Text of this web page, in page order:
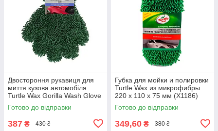
Двостороння рукавиця для
миття кузова автомобіля
Turtle Wax Gorilla Wash Glove
(X1835td)
Готово до відправки
387 ₴ 430 ₴
Губка для мойки и полировки
Turtle Wax из микрофибры
220 х 110 x 75 мм (X1186)
Готово до відправки
349,60 ₴ 380 ₴